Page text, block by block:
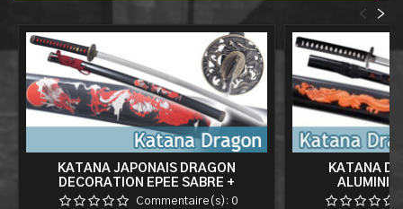
>
<
KATANA JAPONAIS DRAGON
DECORATION EPEE SABRE +
FOURREAU
Commentaire(s): 0
KATANA